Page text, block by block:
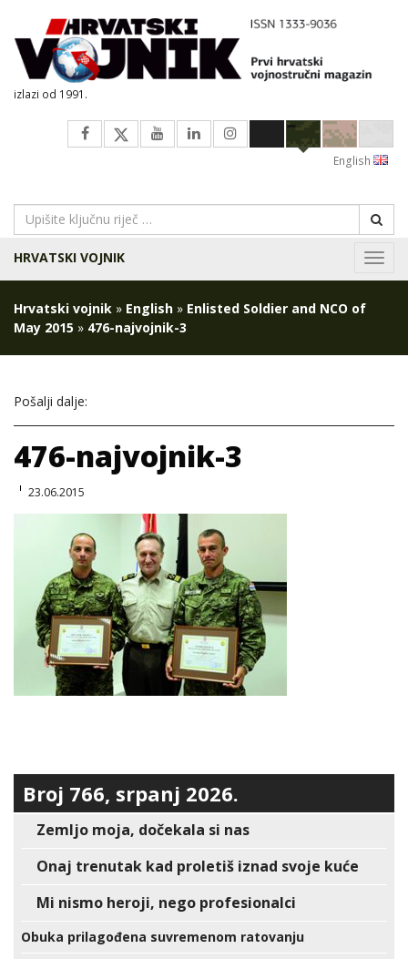
izlazi od 1991.
English
HRVATSKI VOJNIK
Hrvatski vojnik » English » Enlisted Soldier and NCO of
May 2015 » 476-najvojnik-3
Pošalji dalje:
476-najvojnik-3
23.06.2015
Broj 766, srpanj 2026.
Zemljo moja, dočekala si nas
Onaj trenutak kad proletiš iznad svoje kuće
Mi nismo heroji, nego profesionalci
Obuka prilagođena suvremenom ratovanju